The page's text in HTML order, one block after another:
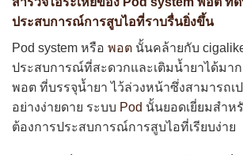
ประสบการณ์การสูบไอที่ราบรื่นยิ่งขึ้น
Pod system หรือ พอต นั้นคล้ายกับ
ประสบการณ์ที่สะดวกและเติมน้ำยาได้มาก
พอต ที่บรรจุน้ำยา ไว้ล่วงหน้าซึ่งสามารถเ
อย่างง่ายดาย ระบบ Pod นั้นยอดเยี่ยมสำห
ต้องการประสบการณ์การสูบไอที่เรียบง่าย